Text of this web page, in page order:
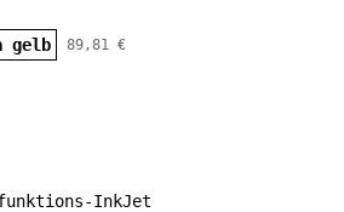
gelb 89,81 €
InkJet